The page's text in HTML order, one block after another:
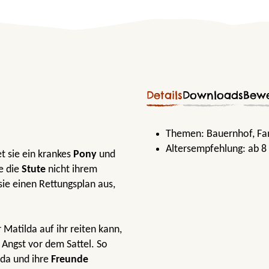
sie ein krankes Pony und
die Stute nicht ihrem
einen Rettungsplan aus,
Matilda auf ihr reiten kann,
vor dem Sattel. So
und ihre Freunde
DetailsDownloads
Themen: Bauernhof,
Altersempfehlung: ab 8